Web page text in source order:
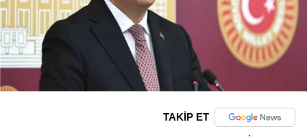
TAKİP ET